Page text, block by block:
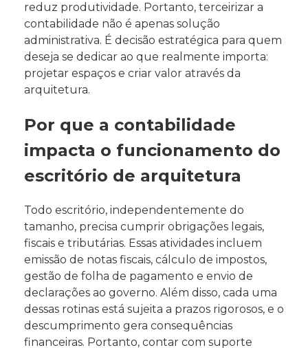
reduz produtividade. Portanto, terceirizar a
contabilidade não é apenas solução
administrativa. É decisão estratégica para quem
deseja se dedicar ao que realmente importa:
projetar espaços e criar valor através da
arquitetura.
Por que a contabilidade
impacta o funcionamento do
escritório de arquitetura
Todo escritório, independentemente do
tamanho, precisa cumprir obrigações legais,
fiscais e tributárias. Essas atividades incluem
emissão de notas fiscais, cálculo de impostos,
gestão de folha de pagamento e envio de
declarações ao governo. Além disso, cada uma
dessas rotinas está sujeita a prazos rigorosos, e o
descumprimento gera consequências
financeiras. Portanto, contar com suporte